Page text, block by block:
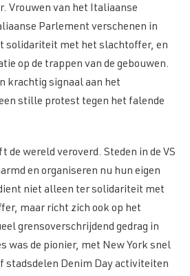
Vrouwen van het Italiaanse
Parlement verschenen in
solidariteit met het slachtoffer, en
op de trappen van de gebouwen.
krachtig signaal aan het
stille protest tegen het falende
de wereld veroverd. Steden in de VS
en organiseren nu hun eigen
niet alleen ter solidariteit met
maar richt zich ook op het
grensoverschrijdend gedrag in
was de pionier, met New York snel
stadsdelen Denim Day activiteiten